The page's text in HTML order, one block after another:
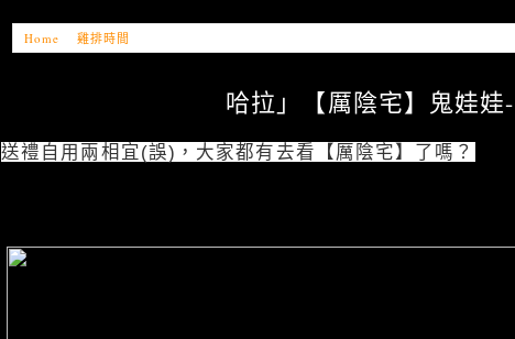
Home 雞排時間
哈拉」【厲陰宅】鬼娃娃
送禮自用兩相宜(誤)，大家都有去看【厲陰宅】了嗎？